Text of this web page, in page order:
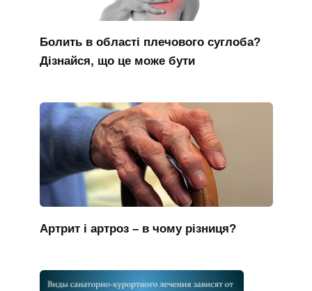
Болить в області плечового суглоба?
Дізнайся, що це може бути
Артрит і артроз – в чому різниця?